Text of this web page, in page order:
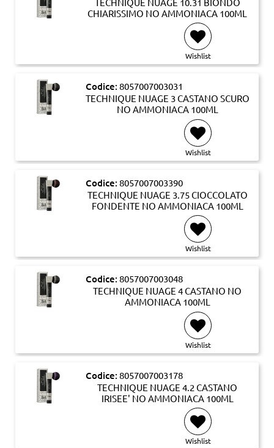
CHIARISSIMO NO AMMONIACA 100ML
Wishlist
Codice: 8057007003031
TECHNIQUE NUAGE 3 CASTANO SCURO
NO AMMONIACA 100ML
Wishlist
Codice: 8057007003390
TECHNIQUE NUAGE 3.75 CIOCCOLATO
FONDENTE NO AMMONIACA 100ML
Wishlist
Codice: 8057007003048
TECHNIQUE NUAGE 4 CASTANO NO
AMMONIACA 100ML
Wishlist
Codice: 8057007003178
TECHNIQUE NUAGE 4.2 CASTANO
IRISEE' NO AMMONIACA 100ML
Wishlist